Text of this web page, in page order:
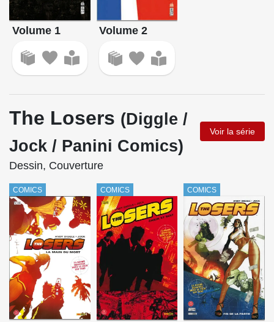
Volume 1 Volume 2
The Losers (Diggle /
Jock / Panini Comics)
Voir la série
Dessin, Couverture
COMICS COMICS COMICS